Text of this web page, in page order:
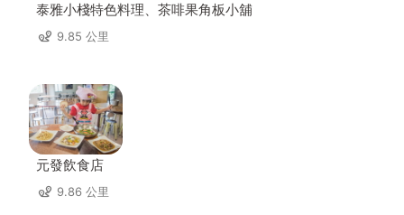
泰雅小棧特色料理、茶啡果角板小舖
9.85 公里
元發飲食店
9.86 公里